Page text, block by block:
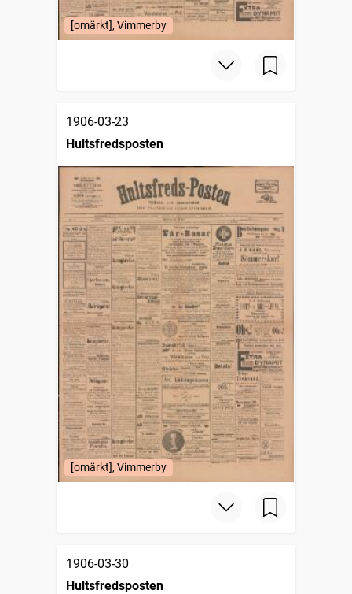
[omärkt], Vimmerby
1906-03-23
Hultsfredsposten
[omärkt], Vimmerby
1906-03-30
Hultsfredsposten